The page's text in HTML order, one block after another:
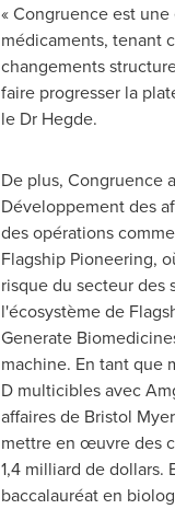
« Congruence est
médicaments, tenant
changements
faire progresser la
le Dr Hegde.
De plus, Congruence
Développement des
des opérations
Flagship Pioneering,
risque du secteur des
l'écosystème de
Generate
machine. En tant que
D multicibles avec
affaires de Bristol
mettre en œuvre des
1,4 milliard de
baccalauréat en